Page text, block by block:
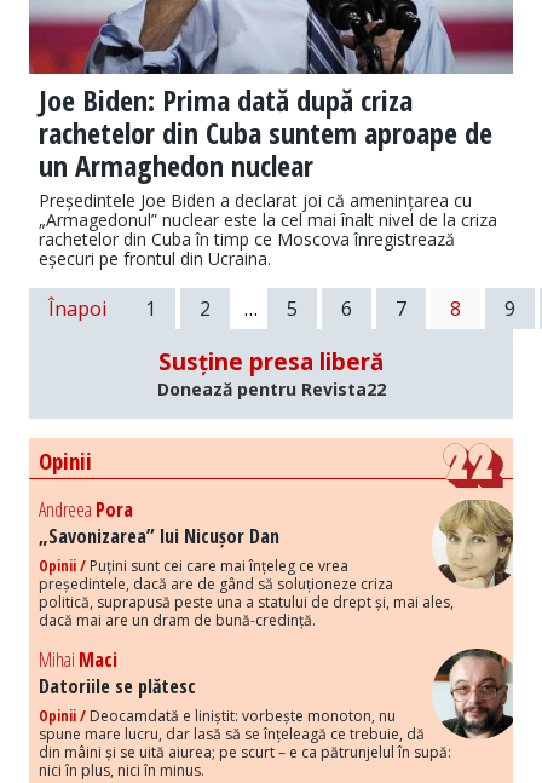
Joe Biden: Prima dată după criza
rachetelor din Cuba suntem aproape de
un Armaghedon nuclear
Președintele Joe Biden a declarat joi că amenințarea cu
„Armagedonul” nuclear este la cel mai înalt nivel de la criza
rachetelor din Cuba în timp ce Moscova înregistrează
eșecuri pe frontul din Ucraina.
Înapoi 1 2 … 5 6 7 8 9
Susține presa liberă
Donează pentru Revista22
Opinii
Andreea Pora
„Savonizarea” lui Nicușor Dan
Opinii / Puțini sunt cei care mai înțeleg ce vrea
președintele, dacă are de gând să soluționeze criza
politică, suprapusă peste una a statului de drept și, mai ales,
dacă mai are un dram de bună-credință.
Mihai Maci
Datoriile se plătesc
Opinii / Deocamdată e liniștit: vorbește monoton, nu
spune mare lucru, dar lasă să se înțeleagă ce trebuie, dă
din mâini și se uită aiurea; pe scurt – e ca pătrunjelul în supă:
nici în plus, nici în minus.